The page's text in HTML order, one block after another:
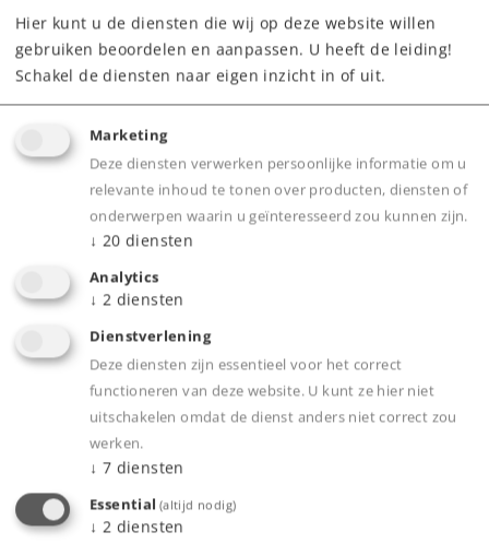
Webwinkel
Dealer zoeken
Downloads
Highlights
Optimale Traktion: Erhöht die Haftung und
sorgt für eine stabile Kraftübertragung bei
Märklin H0-Lokomotiven
Hochwertiges Material: Lange Lebensdauer
und zuverlässige Leistung
Hier kunt u de diensten die wij op deze website willen
gebruiken beoordelen en aanpassen. U heeft de leiding!
Schakel de diensten naar eigen inzicht in of uit.
Marketing
Deze diensten verwerken persoonlijke informatie om u
relevante inhoud te tonen over producten, diensten of
onderwerpen waarin u geïnteresseerd zou kunnen zijn.
↓ 20 diensten
Analytics
↓ 2 diensten
Dienstverlening
Deze diensten zijn essentieel voor het correct
functioneren van deze website. U kunt ze hier niet
uitschakelen omdat de dienst anders niet correct zou
werken.
↓ 7 diensten
Essential (altijd nodig)
↓ 2 diensten